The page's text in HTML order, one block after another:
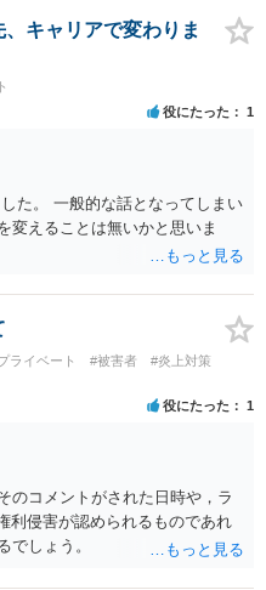
キャリアで変わりま
役にたった 1
た。 一般的な話となってしまい
変えることは無いかと思いま
ライベート #被害者
#炎上対策
役にたった 1
のコメントがされた日時や，ラ
利侵害が認められるものであれ
でしょう。